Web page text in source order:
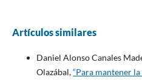
Artículos similares
Daniel Alonso Canales
Olazábal,“Para mantener